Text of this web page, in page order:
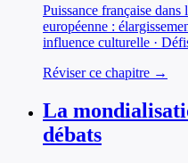
Puissance française
européenne :
influence culturelle ·
Réviser ce chapitre →
La
débats